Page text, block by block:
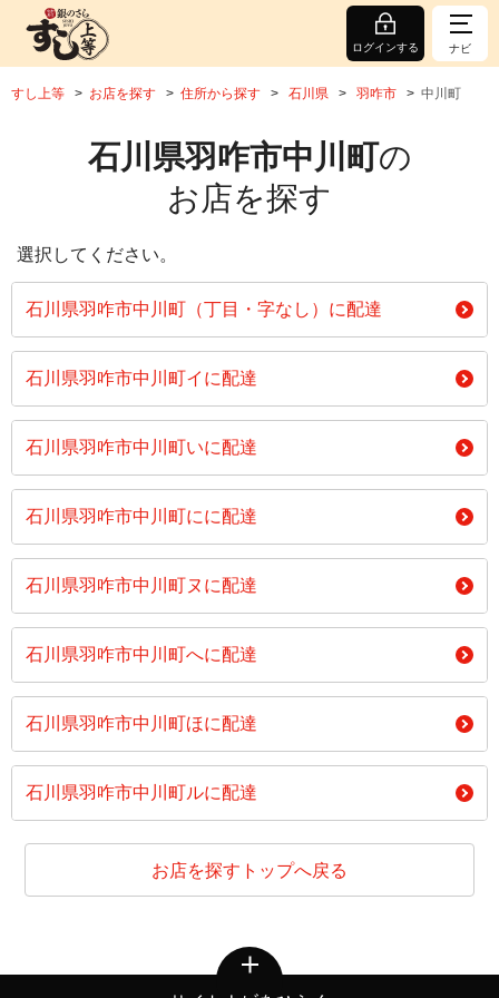
ログインする ナビ
すし上等 お店を探す 住所から探す 石川県 羽咋市 中川町
石川県羽咋市中川町の
お店を探す
選択してください。
石川県羽咋市中川町（丁目・字なし）に配達
石川県羽咋市中川町イに配達
石川県羽咋市中川町いに配達
石川県羽咋市中川町にに配達
石川県羽咋市中川町ヌに配達
石川県羽咋市中川町へに配達
石川県羽咋市中川町ほに配達
石川県羽咋市中川町ルに配達
お店を探すトップへ戻る